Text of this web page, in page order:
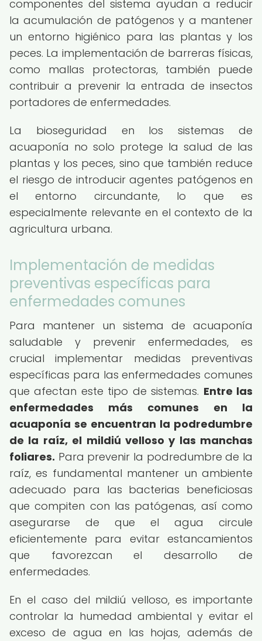
componentes del sistema ayudan a reducir
la acumulación de patógenos y a mantener
un entorno higiénico para las plantas y los
peces. La implementación de barreras físicas,
como mallas protectoras, también puede
contribuir a prevenir la entrada de insectos
portadores de enfermedades.
La bioseguridad en los sistemas de
acuaponía no solo protege la salud de las
plantas y los peces, sino que también reduce
el riesgo de introducir agentes patógenos en
el entorno circundante, lo que es
especialmente relevante en el contexto de la
agricultura urbana.
Implementación de medidas
preventivas específicas para
enfermedades comunes
Para mantener un sistema de acuaponía
saludable y prevenir enfermedades, es
crucial implementar medidas preventivas
específicas para las enfermedades comunes
que afectan este tipo de sistemas. Entre las
enfermedades más comunes en la
acuaponía se encuentran la podredumbre
de la raíz, el mildiú velloso y las manchas
foliares. Para prevenir la podredumbre de la
raíz, es fundamental mantener un ambiente
adecuado para las bacterias beneficiosas
que compiten con las patógenas, así como
asegurarse de que el agua circule
eficientemente para evitar estancamientos
que favorezcan el desarrollo de
enfermedades.
En el caso del mildiú velloso, es importante
controlar la humedad ambiental y evitar el
exceso de agua en las hojas, además de